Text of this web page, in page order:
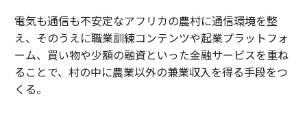
電気も通信も不安定なアフリカの農村に通信環境を整
え、そのうえに職業訓練コンテンツや起業プラットフォ
ーム、買い物や少額の融資といった金融サービスを重ね
ることで、村の中に農業以外の兼業収入を得る手段をつ
くる。